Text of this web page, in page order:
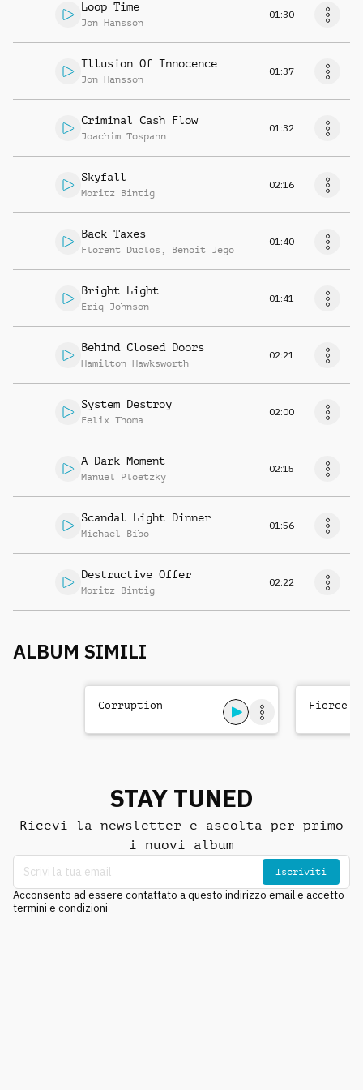
Loop Time
Jon Hansson
01:30
Illusion Of Innocence
Jon Hansson
01:37
Criminal Cash Flow
Joachim Tospann
01:32
Skyfall
Moritz Bintig
02:16
Back Taxes
Florent Duclos , Benoit Jego
01:40
Bright Light
Eriq Johnson
01:41
Behind Closed Doors
Hamilton Hawksworth
02:21
System Destroy
Felix Thoma
02:00
A Dark Moment
Manuel Ploetzky
02:15
Scandal Light Dinner
Michael Bibo
01:56
Destructive Offer
Moritz Bintig
02:22
ALBUM SIMILI
Corruption Fierce
STAY TUNED
Ricevi la newsletter e ascolta per primo
i nuovi album
Iscriviti
Acconsento ad essere contattato a questo indirizzo email e accetto
termini e condizioni